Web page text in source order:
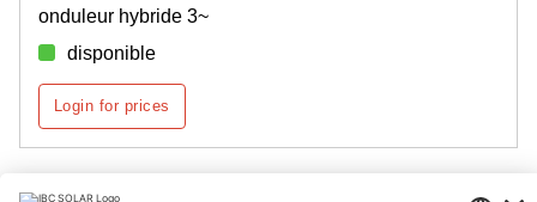
onduleur hybride 3~
disponible
Login for prices